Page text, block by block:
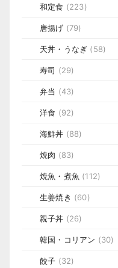
和定食 (223)
唐揚げ (79)
天丼・うなぎ (58)
寿司 (29)
弁当 (43)
洋食 (92)
海鮮丼 (88)
焼肉 (83)
焼魚・煮魚 (112)
生姜焼き (60)
親子丼 (26)
韓国・コリアン (30)
餃子 (32)